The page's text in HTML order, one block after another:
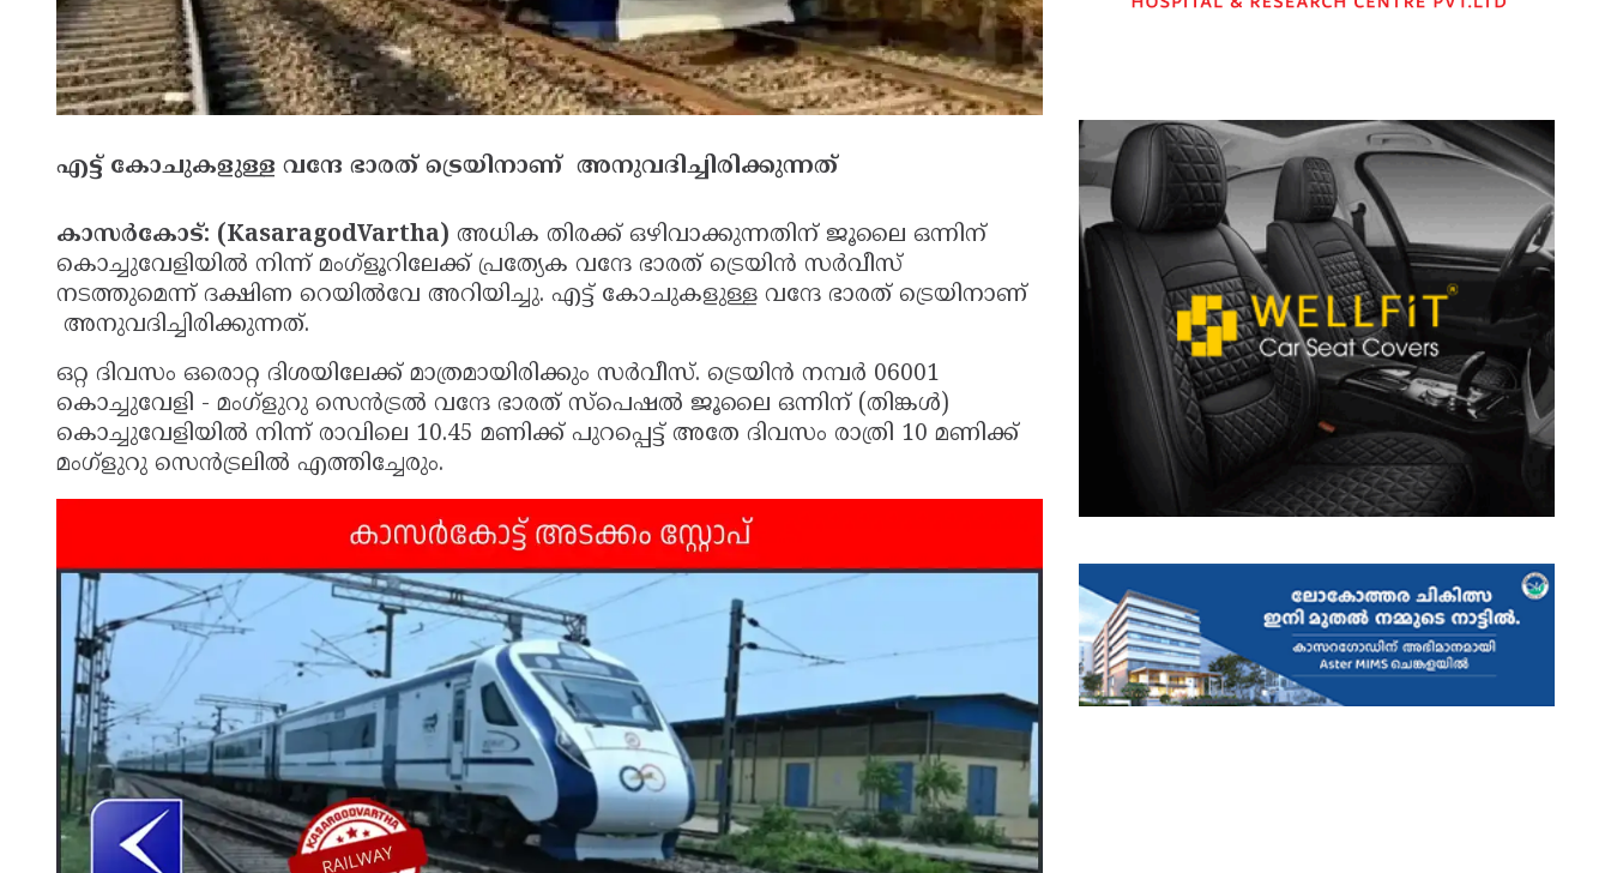
എട്ട് കോചുകളുള്ള വന്ദേ ഭാരത് ട്രെയിനാണ് അനുവദിച്ചിരിക്കുന്നത്
കാസർകോട്: (KasaragodVartha) അധിക തിരക്ക് ഒഴിവാക്കുന്നതിന് ജൂലൈ ഒന്നിന്
കൊച്ചുവേളിയിൽ നിന്ന് മംഗ്ളൂറിലേക്ക് പ്രത്യേക വന്ദേ ഭാരത് ട്രെയിൻ സർവീസ്
നടത്തുമെന്ന് ദക്ഷിണ റെയിൽവേ അറിയിച്ചു. എട്ട് കോചുകളുള്ള വന്ദേ ഭാരത് ട്രെയിനാണ്
അനുവദിച്ചിരിക്കുന്നത്.
ഒറ്റ ദിവസം ഒരൊറ്റ ദിശയിലേക്ക് മാത്രമായിരിക്കും സർവീസ്. ട്രെയിൻ നമ്പർ 06001
കൊച്ചുവേളി - മംഗ്ളുറു സെൻട്രൽ വന്ദേ ഭാരത് സ്പെഷൽ ജൂലൈ ഒന്നിന് (തിങ്കൾ)
കൊച്ചുവേളിയിൽ നിന്ന് രാവിലെ 10.45 മണിക്ക് പുറപ്പെട്ട് അതേ ദിവസം രാത്രി 10 മണിക്ക്
മംഗ്ളുറു സെൻട്രലിൽ എത്തിച്ചേരും.